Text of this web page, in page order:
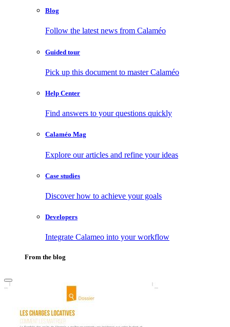
Blog
Follow the latest news from Calaméo
Guided tour
Pick up this document to master Calaméo
Help Center
Find answers to your questions quickly
Calaméo Mag
Explore our articles and refine your ideas
Case studies
Discover how to achieve your goals
Developers
Integrate Calameo into your workflow
From the blog